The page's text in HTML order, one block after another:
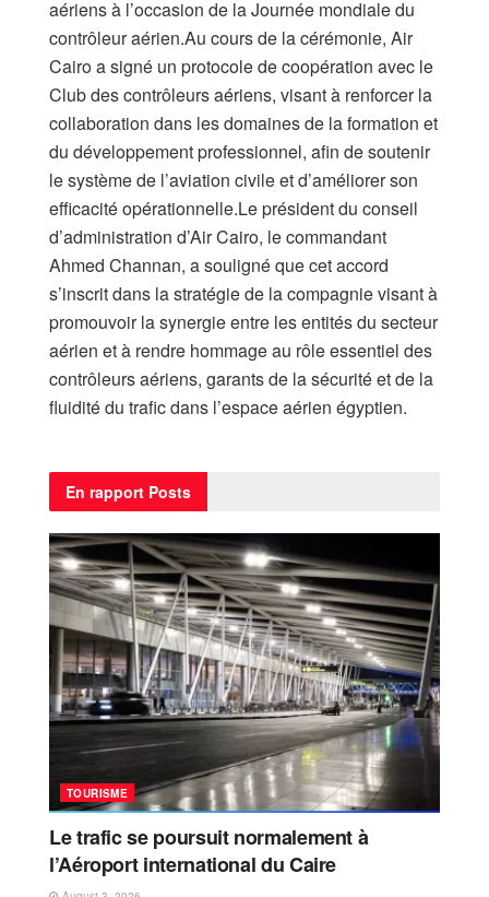
aériens à l’occasion de la Journée mondiale du
contrôleur aérien.Au cours de la cérémonie, Air
Cairo a signé un protocole de coopération avec le
Club des contrôleurs aériens, visant à renforcer la
collaboration dans les domaines de la formation et
du développement professionnel, afin de soutenir
le système de l’aviation civile et d’améliorer son
efficacité opérationnelle.Le président du conseil
d’administration d’Air Cairo, le commandant
Ahmed Channan, a souligné que cet accord
s’inscrit dans la stratégie de la compagnie visant à
promouvoir la synergie entre les entités du secteur
aérien et à rendre hommage au rôle essentiel des
contrôleurs aériens, garants de la sécurité et de la
fluidité du trafic dans l’espace aérien égyptien.
En rapport Posts
TOURISME
Le trafic se poursuit normalement à
l’Aéroport international du Caire